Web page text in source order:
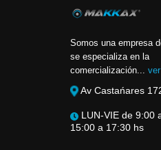
Somos una empresa
se especializa en la
comercialización...
Av Castańares
LUN-VIE de 9:00
15:00 a 17:30 hs